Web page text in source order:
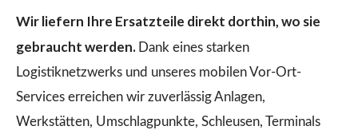
Wir liefern Ihre Ersatzteile direkt dorthin, wo sie
gebraucht werden. Dank eines starken
Logistiknetzwerks und unseres mobilen Vor-Ort-
Services erreichen wir zuverlässig Anlagen,
Werkstätten, Umschlagpunkte, Schleusen, Terminals